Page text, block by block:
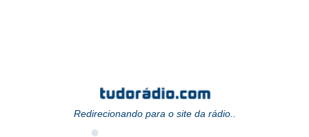
Redirecionando para o site da rádio..